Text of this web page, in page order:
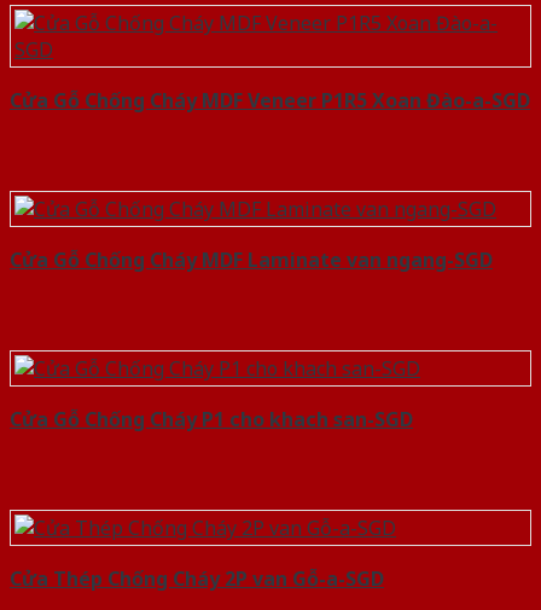
Cửa Gỗ Chống Cháy MDF Veneer P1R5 Xoan Đào-a-SGD
Cửa Gỗ Chống Cháy MDF Laminate van ngang-SGD
Cửa Gỗ Chống Cháy P1 cho khach san-SGD
Cửa Thép Chống Cháy 2P van Gỗ-a-SGD